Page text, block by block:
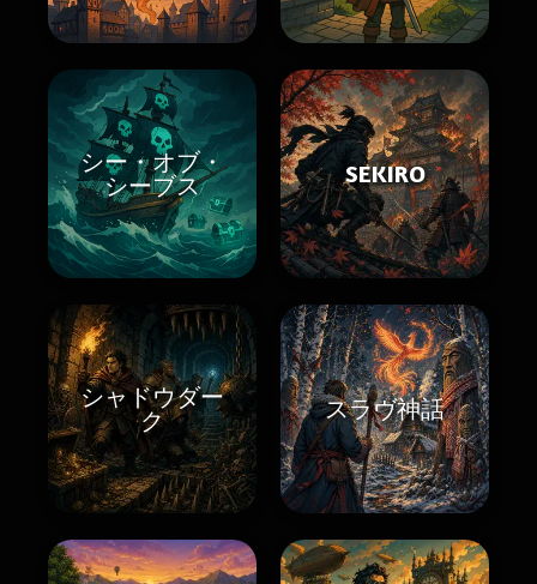
シー・オブ・
シーブス
SEKIRO
シャドウダー
ク
スラヴ神話